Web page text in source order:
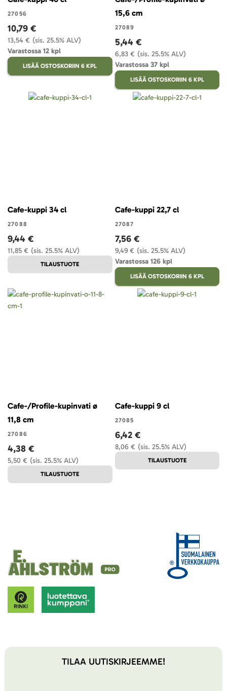
27056
(sis. 25.5% ALV)
13,54 €
10,79 €
Varastossa 12 kpl
LISÄÄ OSTOSKORIIN 6 KPL
15,6 cm
27089
(sis. 25.5% ALV)
6,83 €
5,44 €
Varastossa 37 kpl
LISÄÄ OSTOSKORIIN 6 KPL
Cafe-kuppi 34 cl
27088
(sis. 25.5% ALV)
11,85 €
9,44 €
TILAUSTUOTE
Cafe-kuppi 22,7 cl
27087
(sis. 25.5% ALV)
9,49 €
7,56 €
Varastossa 126 kpl
LISÄÄ OSTOSKORIIN 6 KPL
Cafe-/Profile-kupinvati ø
11,8 cm
27086
(sis. 25.5% ALV)
5,50 €
4,38 €
TILAUSTUOTE
Cafe-kuppi 9 cl
27085
(sis. 25.5% ALV)
8,06 €
6,42 €
TILAUSTUOTE
TILAA UUTISKIRJEEMME!